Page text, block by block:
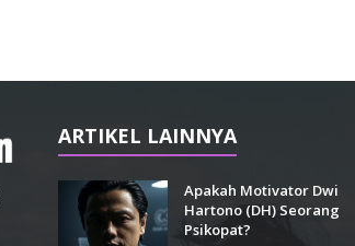
ARTIKEL LAINNYA
Apakah Motivator Dwi
Hartono (DH) Seorang
Psikopat?